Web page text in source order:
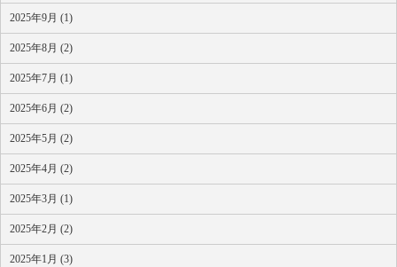
2025年9月 (1)
2025年8月 (2)
2025年7月 (1)
2025年6月 (2)
2025年5月 (2)
2025年4月 (2)
2025年3月 (1)
2025年2月 (2)
2025年1月 (3)